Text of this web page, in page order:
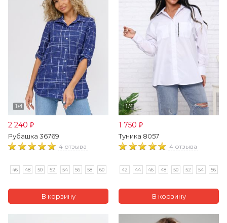
2 240 ₽
Рубашка 36769
4 отзыва
46 48 50 52 54 56 58 60
1 750 ₽
Туника 8057
4 отзыва
42 44 46 48 50 52 54 56